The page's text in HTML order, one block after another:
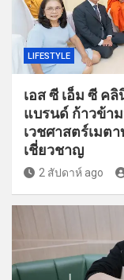
LIFESTYLE
เอส ซี เอ็ม ซี ค
แบรนด์ ก้าวข้า
เวชศาสตร์เมต
เชี่ยวชาญ
2 สัปดาห์ ago